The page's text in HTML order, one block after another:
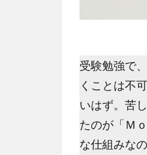
受験勉強で
くことは不
いはず。苦
たのが「Ｍ
な仕組みな